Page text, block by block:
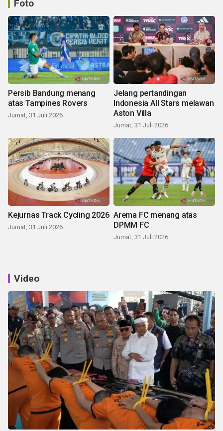
Foto
Persib Bandung menang
atas Tampines Rovers
Jumat, 31 Juli 2026
Jelang pertandingan
Indonesia All Stars melawan
Aston Villa
Jumat, 31 Juli 2026
Kejurnas Track Cycling 2026
Jumat, 31 Juli 2026
Arema FC menang atas
DPMM FC
Jumat, 31 Juli 2026
Video